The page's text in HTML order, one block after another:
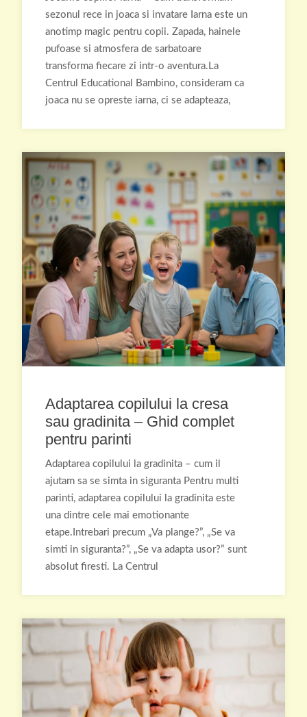
sezonul rece in joaca si invatare Iarna este un
anotimp magic pentru copii. Zapada, hainele
pufoase si atmosfera de sarbatoare
transforma fiecare zi intr-o aventura.La
Centrul Educational Bambino, consideram ca
joaca nu se opreste iarna, ci se adapteaza,
Adaptarea copilului la cresa
sau gradinita – Ghid complet
pentru parinti
Adaptarea copilului la gradinita – cum il
ajutam sa se simta in siguranta Pentru multi
parinti, adaptarea copilului la gradinita este
una dintre cele mai emotionante
etape.Intrebari precum „Va plange?”, „Se va
simti in siguranta?”, „Se va adapta usor?” sunt
absolut firesti. La Centrul